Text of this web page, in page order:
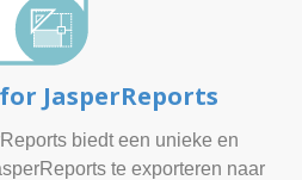
JasperReports
biedt een unieke en
te exporteren naar